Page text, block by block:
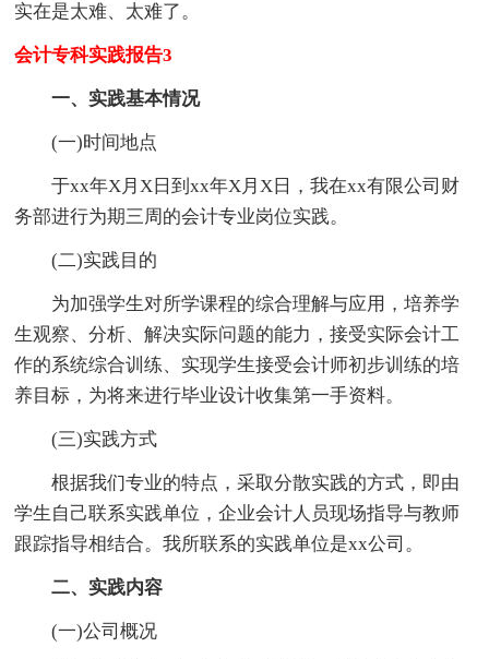
实在是太难、太难了。
会计专科实践报告3
一、实践基本情况
(一)时间地点
于xx年X月X日到xx年X月X日，我在xx有限公司财
务部进行为期三周的会计专业岗位实践。
(二)实践目的
为加强学生对所学课程的综合理解与应用，培养学
生观察、分析、解决实际问题的能力，接受实际会计工
作的系统综合训练、实现学生接受会计师初步训练的培
养目标，为将来进行毕业设计收集第一手资料。
(三)实践方式
根据我们专业的特点，采取分散实践的方式，即由
学生自己联系实践单位，企业会计人员现场指导与教师
跟踪指导相结合。我所联系的实践单位是xx公司。
二、实践内容
(一)公司概况